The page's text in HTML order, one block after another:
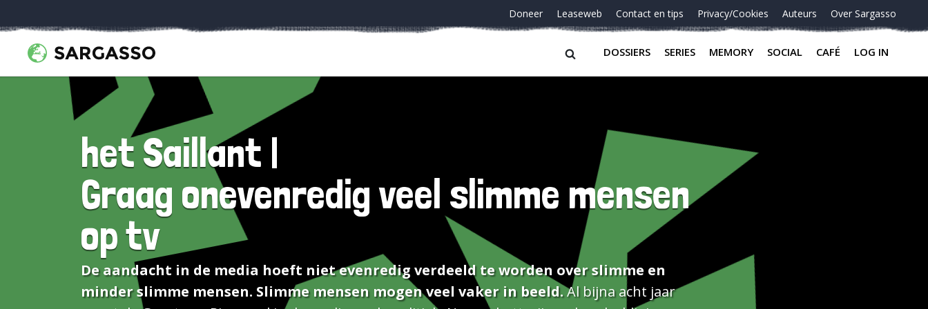
Doneer Leaseweb Contact en tips Privacy/Cookies Auteurs Over Sargasso
DOSSIERS SERIES MEMORY SOCIAL CAFÉ LOG IN
het Saillant |
Graag onevenredig veel slimme mensen
op tv
De aandacht in de media hoeft niet evenredig verdeeld te worden over slimme en
minder slimme mensen. Slimme mensen mogen veel vaker in beeld.Al bijna acht jaar